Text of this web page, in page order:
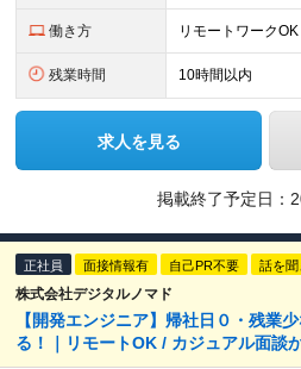
働き方 リモートワークOK
残業時間 10時間以内
求人を見る
掲載終了予定日：
正社員 面接情報有 自己PR不要 話を
株式会社デジタルノマド
【開発エンジニア】帰社日０・残業
る！｜リモートOK / カジュアル面談